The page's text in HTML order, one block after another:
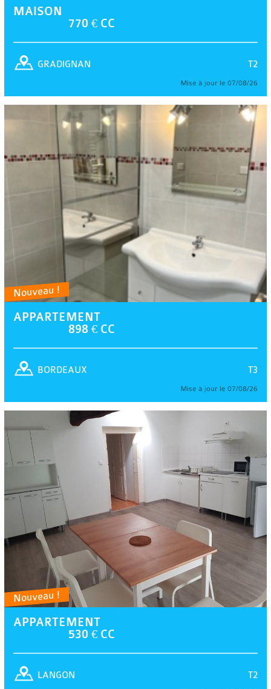
MAISON
770 € CC
T2
GRADIGNAN
Mise à jour le 07/08/26
Nouveau !
APPARTEMENT
898 € CC
T3
BORDEAUX
Mise à jour le 07/08/26
Nouveau !
APPARTEMENT
530 € CC
T2
LANGON